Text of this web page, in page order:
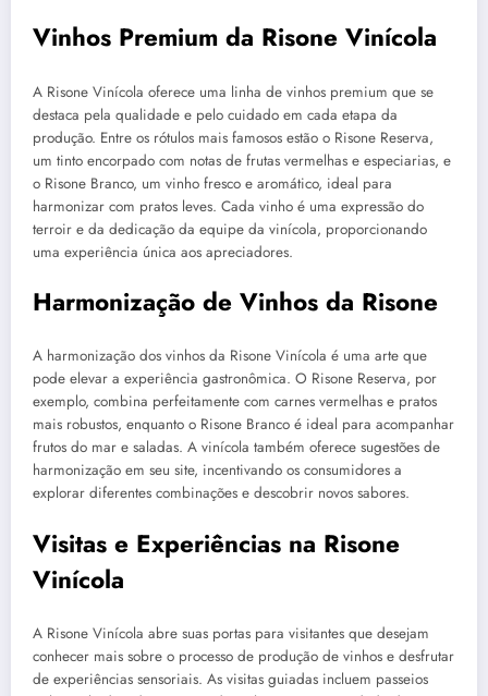
Vinhos Premium da Risone Vinícola
A Risone Vinícola oferece uma linha de vinhos premium que se
destaca pela qualidade e pelo cuidado em cada etapa da
produção. Entre os rótulos mais famosos estão o Risone Reserva,
um tinto encorpado com notas de frutas vermelhas e especiarias, e
o Risone Branco, um vinho fresco e aromático, ideal para
harmonizar com pratos leves. Cada vinho é uma expressão do
terroir e da dedicação da equipe da vinícola, proporcionando
uma experiência única aos apreciadores.
Harmonização de Vinhos da Risone
A harmonização dos vinhos da Risone Vinícola é uma arte que
pode elevar a experiência gastronômica. O Risone Reserva, por
exemplo, combina perfeitamente com carnes vermelhas e pratos
mais robustos, enquanto o Risone Branco é ideal para acompanhar
frutos do mar e saladas. A vinícola também oferece sugestões de
harmonização em seu site, incentivando os consumidores a
explorar diferentes combinações e descobrir novos sabores.
Visitas e Experiências na Risone
Vinícola
A Risone Vinícola abre suas portas para visitantes que desejam
conhecer mais sobre o processo de produção de vinhos e desfrutar
de experiências sensoriais. As visitas guiadas incluem passeios